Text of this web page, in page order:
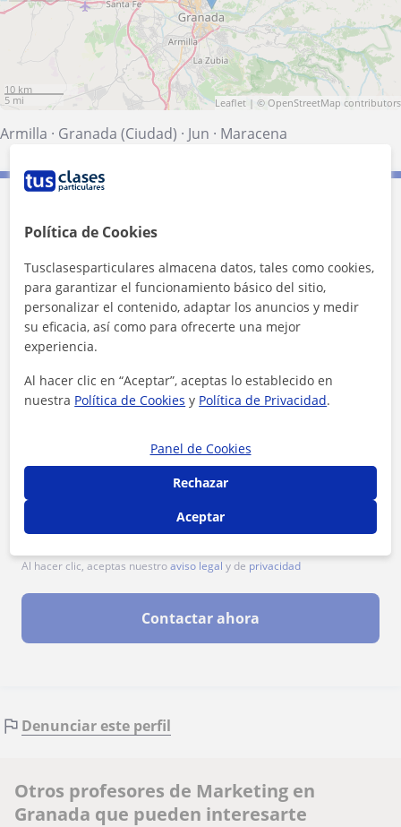
10 km
5 mi
Leaflet | © OpenStreetMap contributors
Armilla · Granada (Ciudad) · Jun · Maracena
Tarifa 30€/h
Al hacer clic, aceptas nuestroaviso legal y de privacidad
Contactar ahora
Denunciar este perfil
Otros profesores de Marketing en
Granada que pueden interesarte
Política de Cookies
Tusclasesparticulares almacena datos, tales como cookies,
para garantizar el funcionamiento básico del sitio,
personalizar el contenido, adaptar los anuncios y medir
su eficacia, así como para ofrecerte una mejor
experiencia.
Al hacer clic en “Aceptar”, aceptas lo establecido en
nuestra Política de Cookies y Política de Privacidad.
Panel de Cookies
Rechazar
Aceptar